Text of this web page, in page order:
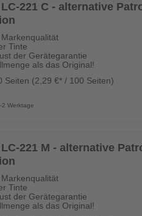
221 C - alternative
Tinte
der Gerätegarantie
als das Original!
Seiten (2,29 €* / 100 Seiten)
2 Werktage
221 M - alternative
Tinte
der Gerätegarantie
als das Original!